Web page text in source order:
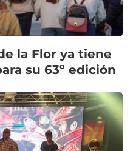
la Flor ya tiene
su 63º edición